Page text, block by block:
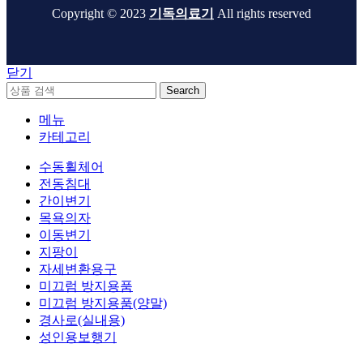
Copyright © 2023 기독의료기 All rights reserved
닫기
Search
메뉴
카테고리
수동휠체어
전동침대
간이변기
목욕의자
이동변기
지팡이
자세변환용구
미끄럼 방지용품
미끄럼 방지용품(양말)
경사로(실내용)
성인용보행기